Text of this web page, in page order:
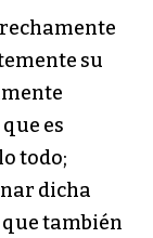
su
es
todo;
dicha
también